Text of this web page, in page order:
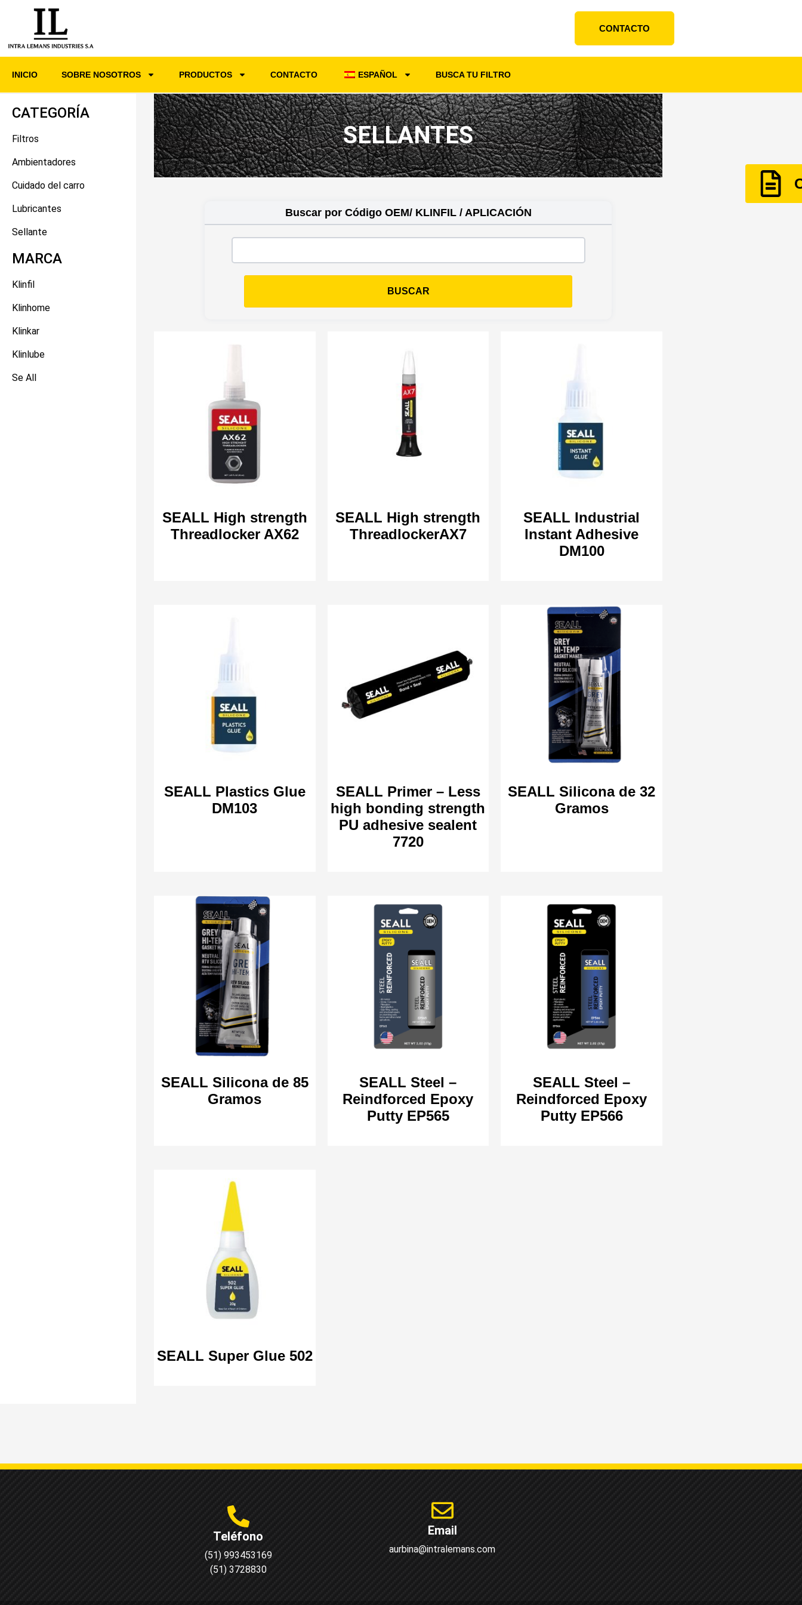
CONTACTO
INICIO SOBRE NOSOTROS PRODUCTOS CONTACTO ESPAÑOL BUSCA TU FILTRO
CATEGORÍA
Filtros
Ambientadores
Cuidado del carro
Lubricantes
Sellante
MARCA
Klinfil
Klinhome
Klinkar
Klinlube
Se All
SELLANTES
Buscar por Código OEM/ KLINFIL / APLICACIÓN
BUSCAR
SEALL High strength
Threadlocker AX62
SEALL High strength
ThreadlockerAX7
SEALL Industrial
Instant Adhesive
DM100
SEALL Plastics Glue
DM103
SEALL Primer – Less
high bonding strength
PU adhesive sealent
7720
SEALL Silicona de 32
Gramos
SEALL Silicona de 85
Gramos
SEALL Steel –
Reindforced Epoxy
Putty EP565
SEALL Steel –
Reindforced Epoxy
Putty EP566
SEALL Super Glue 502
Teléfono
(51) 993453169
(51) 3728830
Email
aurbina@intralemans.com